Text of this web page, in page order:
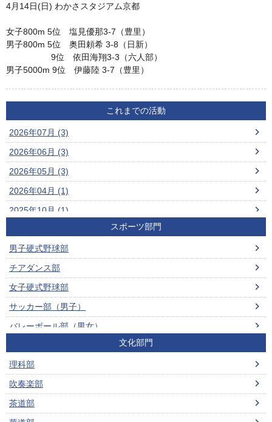
4月14日(日) わかさスタジアム京都
女子800m 5位 塩見優那3-7（豊里）
男子800m 5位 奥田頼希 3-8（日新）
9位 依田海翔3-3（六人部）
男子5000m 9位 伊藤陸 3-7（豊里）
これまでの活動
2026年07月 (3)
2026年06月 (3)
2026年05月 (3)
2026年04月 (1)
2025年10月 (1)
2025年07月 (2)
2025年06月 (1)
2025年05月 (3)
2024年11月 (1)
2024年09月 (1)
2024年06月 (1)
2024年05月 (4)
2024年04月 (4)
スポーツ部門
男子硬式野球部
チアダンス部
女子硬式野球部
サッカー部（男子）
バレーボール部（男女）
ビーチバレーボール部（男女）
男子ソフトテニス部
女子ソフトテニス部
男子バスケットボール部
文化部門
理科部
吹奏楽部
茶道部